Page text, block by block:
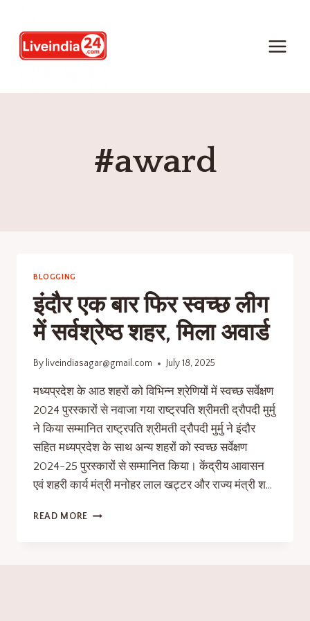
#award
BLOGGING
इंदौर एक बार फिर स्वच्छ लीग
में सर्वश्रेष्ठ शहर, मिला अवार्ड
By liveindiasagar@gmail.com July 18, 2025
मध्यप्रदेश के आठ शहरों को विभिन्न श्रेणियों में स्वच्छ सर्वेक्षण
2024 पुरस्कारों से नवाजा गया राष्ट्रपति श्रीमती द्रौपदी मुर्मु
ने किया सम्मानित राष्ट्रपति श्रीमती द्रौपदी मुर्मु ने इंदौर
सहित मध्यप्रदेश के साथ अन्य शहरों को स्वच्छ सर्वेक्षण
2024-25 पुरस्कारों से सम्मानित किया। केंद्रीय आवासन
एवं शहरी कार्य मंत्री मनोहर लाल खट्टर और राज्य मंत्री श…
READ MORE